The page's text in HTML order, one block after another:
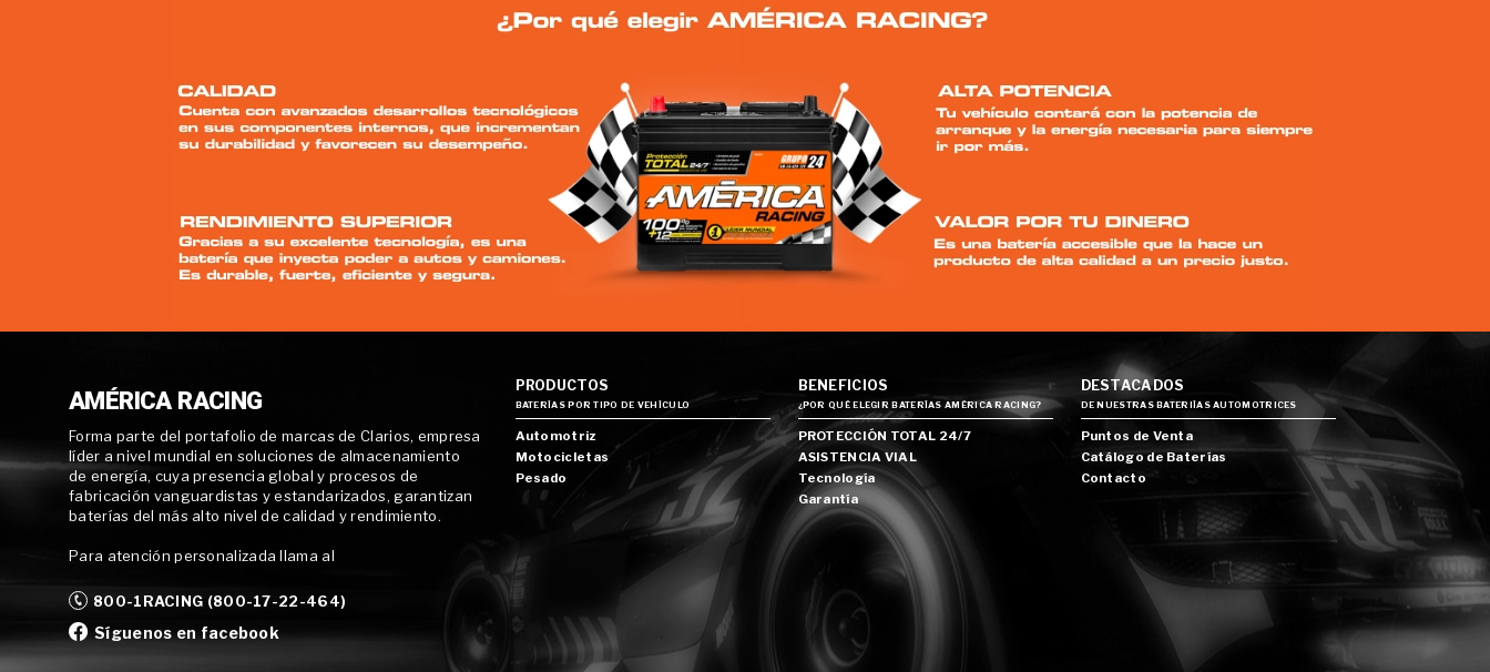
AMÉRICA RACING
Forma parte del portafolio de marcas de Clarios, empresa
líder a nivel mundial en soluciones de almacenamiento
de energía, cuya presencia global y procesos de
fabricación vanguardistas y estandarizados, garantizan
baterías del más alto nivel de calidad y rendimiento.
Para atención personalizada llama al
800-1RACING (800-17-22-464)
Síguenos en facebook
PRODUCTOS
BATERÍAS POR TIPO DE VEHÍCULO
Automotriz
Motocicletas
Pesado
BENEFICIOS
¿POR QUÉ ELEGIR BATERÍAS AMÉRICA RACING?
PROTECCIÓN TOTAL 24/7
ASISTENCIA VIAL
Tecnología
Garantía
DESTACADOS
DE NUESTRAS BATERIÍAS AUTOMOTRICES
Puntos de Venta
Catálogo de Baterías
Contacto